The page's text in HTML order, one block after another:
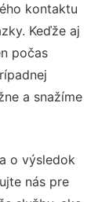
kontaktu
Keďže aj
počas
a snažíme
o výsledok
nás pre